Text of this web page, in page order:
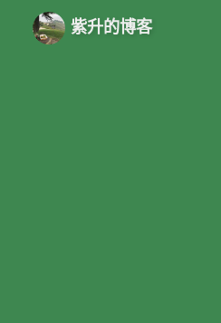
紫升的博客